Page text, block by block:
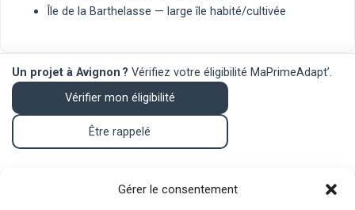
Gérer le consentement
Île de la Barthelasse — large île habité/cultivée
Un projet à Avignon ? Vérifiez votre éligibilité MaPrimeAdapt’.
Vérifier mon éligibilité
Être rappelé